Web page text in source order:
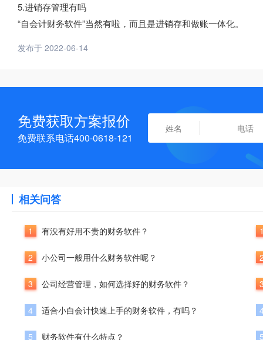
5.进销存管理有吗
“自会计财务软件”当然有啦，而且是进销存和做账一体化。
发布于 2022-06-14
免费获取方案报价
免费联系电话400-0618-121
相关问答
1 有没有好用不贵的财务软件？
2 小公司一般用什么财务软件呢？
3 公司经营管理，如何选择好的财务软件？
4 适合小白会计快速上手的财务软件，有吗？
5 财务软件有什么特点？